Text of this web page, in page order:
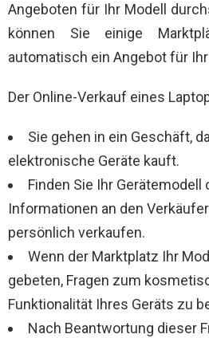
Angeboten für Ihr Modell
können Sie einige
automatisch ein Angebot für
Der Online-Verkauf eines
Sie gehen in ein Geschäft,
elektronische Geräte kauft.
Finden Sie Ihr Gerätemodell
Informationen an den
persönlich verkaufen.
Wenn der Marktplatz Ihr
gebeten, Fragen zum
Funktionalität Ihres Geräts zu
Nach Beantwortung dieser